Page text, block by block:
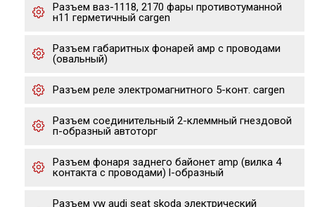
Разъем ваз-1118, 2170 фары противотуманной
н11 герметичный cargen
Разъем габаритных фонарей амр с проводами
(овальный)
Разъем реле электромагнитного 5-конт. cargen
Разъем соединительный 2-клеммный гнездовой
п-образный автоторг
Разъем фонаря заднего байонет amp (вилка 4
контакта с проводами) l-образный
Разъем vw audi seat skoda электрический